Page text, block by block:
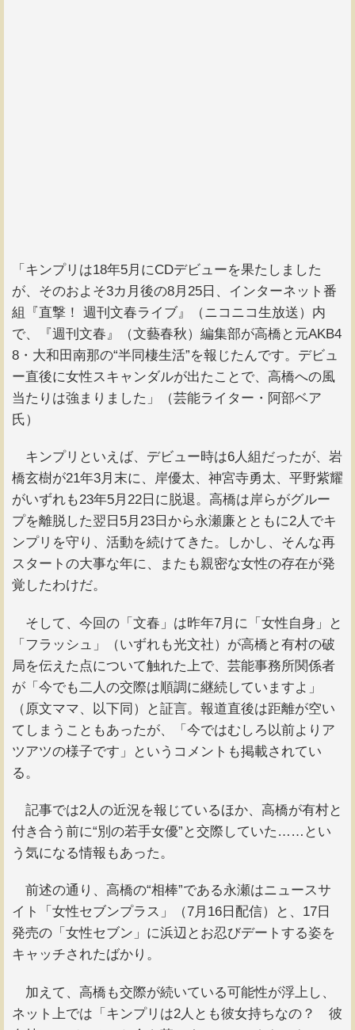
「キンプリは18年5月にCDデビューを果たしました
が、そのおよそ3カ月後の8月25日、インターネット番
組『直撃！ 週刊文春ライブ』（ニコニコ生放送）内
で、『週刊文春』（文藝春秋）編集部が高橋と元AKB4
8・大和田南那の“半同棲生活”を報じたんです。デビュ
ー直後に女性スキャンダルが出たことで、高橋への風
当たりは強まりました」（芸能ライター・阿部ベア
氏）
キンプリといえば、デビュー時は6人組だったが、岩
橋玄樹が21年3月末に、岸優太、神宮寺勇太、平野紫耀
がいずれも23年5月22日に脱退。高橋は岸らがグルー
プを離脱した翌日5月23日から永瀬廉とともに2人でキ
ンプリを守り、活動を続けてきた。しかし、そんな再
スタートの大事な年に、またも親密な女性の存在が発
覚したわけだ。
そして、今回の「文春」は昨年7月に「女性自身」と
「フラッシュ」（いずれも光文社）が高橋と有村の破
局を伝えた点について触れた上で、芸能事務所関係者
が「今でも二人の交際は順調に継続していますよ」
（原文ママ、以下同）と証言。報道直後は距離が空い
てしまうこともあったが、「今ではむしろ以前よりア
ツアツの様子です」というコメントも掲載されてい
る。
記事では2人の近況を報じているほか、高橋が有村と
付き合う前に“別の若手女優”と交際していた……とい
う気になる情報もあった。
前述の通り、高橋の“相棒”である永瀬はニュースサ
イト「女性セブンプラス」（7月16日配信）と、17日
発売の「女性セブン」に浜辺とお忍びデートする姿を
キャッチされたばかり。
加えて、高橋も交際が続いている可能性が浮上し、
ネット上では「キンプリは2人とも彼女持ちなの？ 彼